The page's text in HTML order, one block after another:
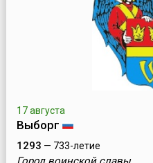
17 августа
Выборг
1293 — 733-летие